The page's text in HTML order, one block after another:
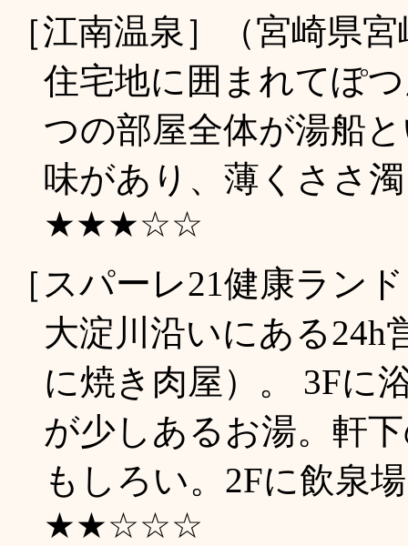
［江南温泉］（宮崎県
住宅地に囲まれてぽ
つの部屋全体が湯船
味があり、薄くささ
★★★☆☆
［スパーレ21健康ラン
大淀川沿いにある24h
に焼き肉屋）。 3Fに
が少しあるお湯。軒
もしろい。2Fに飲泉
★★☆☆☆